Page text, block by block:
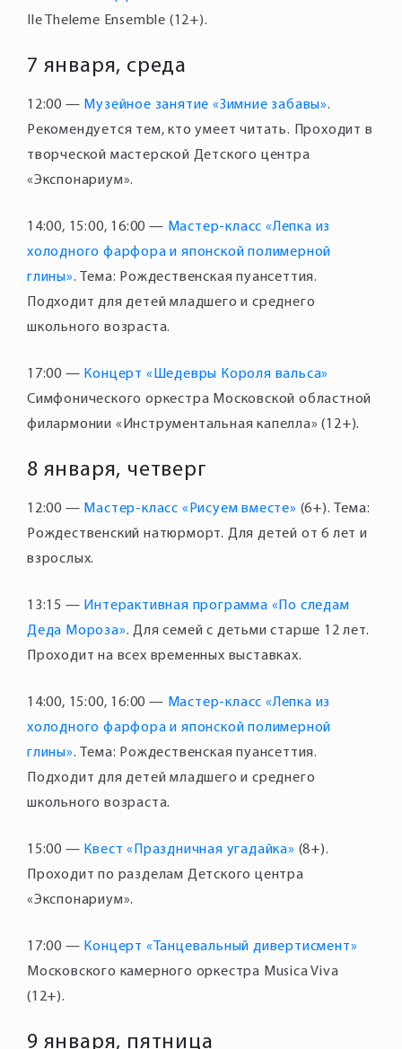
7 января, среда
12:00 — Музейное занятие «Зимние забавы».
Рекомендуется тем, кто умеет читать. Проходит в
творческой мастерской Детского центра
14:00, 15:00, 16:00 — Мастер-класс «Лепка из
холодного фарфора и японской полимерной
глины». Тема: Рождественская пуансеттия.
Подходит для детей младшего и среднего
17:00 — Концерт «Шедевры Короля вальса»
Симфонического оркестра Московской областной
8 января, четверг
12:00 — Мастер-класс «Рисуем вместе» (6+). Тема:
Рождественский натюрморт. Для детей от 6 лет и
взрослых.
13:15 — Интерактивная программа «По следам
Деда Мороза». Для семей с детьми старше 12 лет.
Проходит на всех временных выставках.
14:00, 15:00, 16:00 — Мастер-класс «Лепка из
холодного фарфора и японской полимерной
глины». Тема: Рождественская пуансеттия.
Подходит для детей младшего и среднего
15:00 — Квест «Праздничная угадайка» (8+).
Проходит по разделам Детского центра
17:00 — Концерт «Танцевальный дивертисмент»
Московского камерного оркестра Musica Viva
9 января, пятница